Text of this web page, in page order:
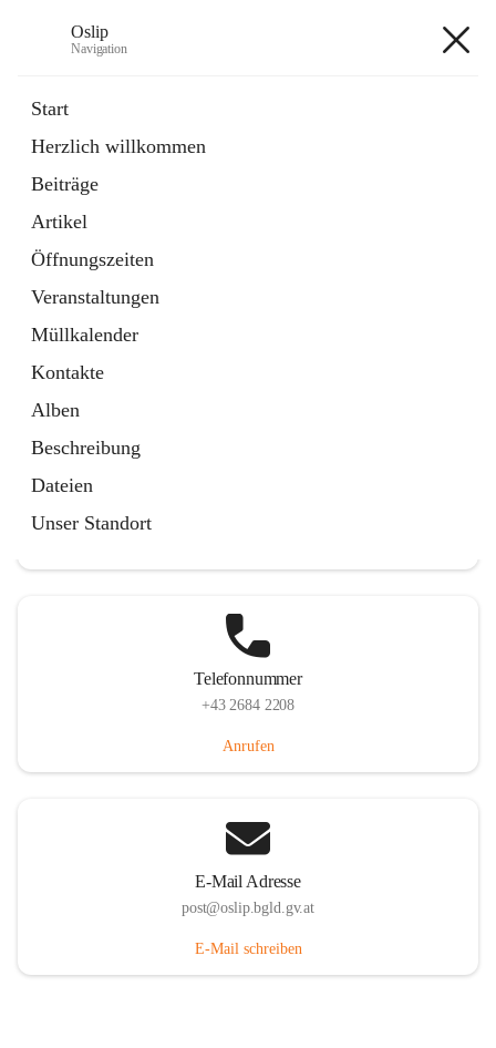
Oslip
Navigation
Start
Herzlich willkommen
Beiträge
Artikel
Öffnungszeiten
Veranstaltungen
Müllkalender
Kontakte
Alben
Beschreibung
Dateien
Unser Standort
Externe Webseite
in
Tab
Bundeskanzleramt Österreich
Externe Webseite
öffnet
in
neuem
Tab
Telefonnummer
+43 2684 2208
Anrufen
E-Mail Adresse
post@oslip.bgld.gv.at
E-Mail schreiben